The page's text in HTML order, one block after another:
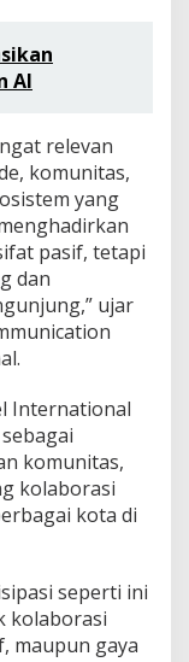
AI
relevan
komunitas,
yang
pasif, tetapi
dan
ujar
International
komunitas,
kolaborasi
kota di
seperti ini
kolaborasi
maupun gaya